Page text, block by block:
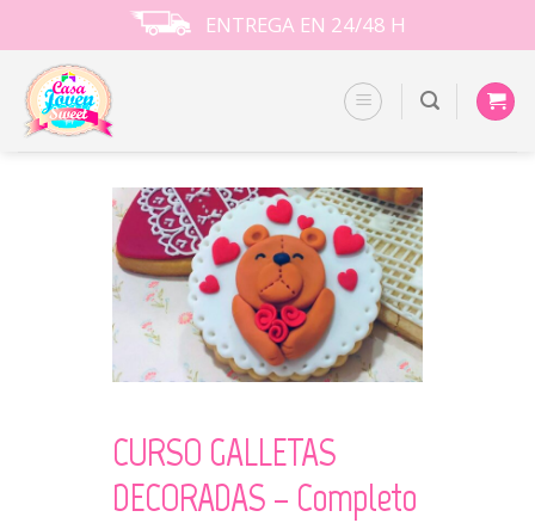
to
content
ENTREGA EN 24/48 H
CURSO GALLETAS
DECORADAS – Completo